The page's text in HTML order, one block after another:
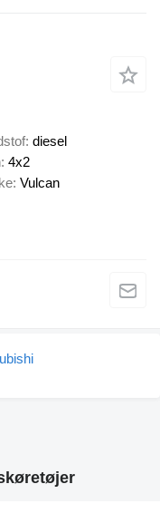
diesel
4x2
Vulcan